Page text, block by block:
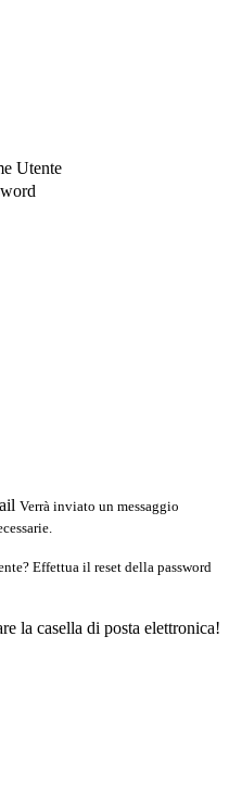
Utente
Verrà inviato un messaggio
Effettua il reset della password
la casella di posta elettronica!